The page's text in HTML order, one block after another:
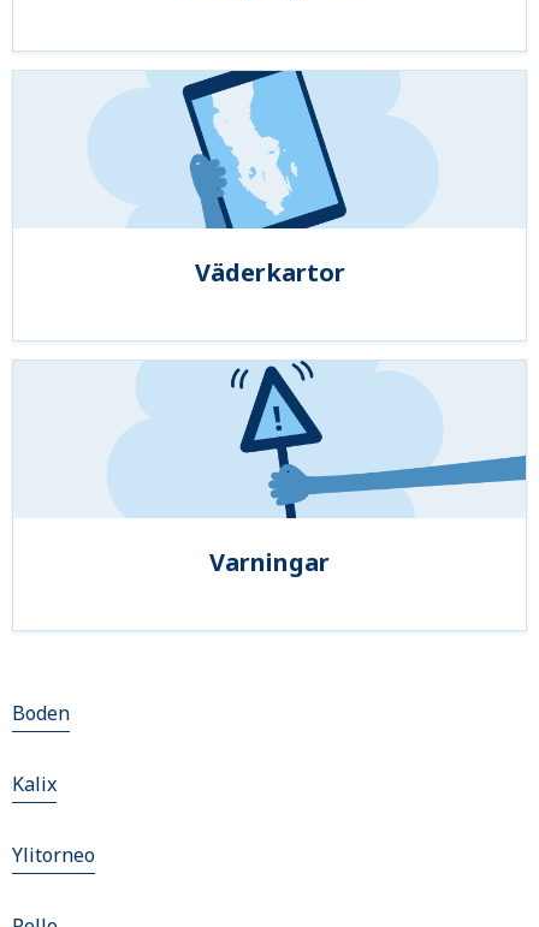
Väderkartor
Varningar
Boden
Kalix
Ylitorneo